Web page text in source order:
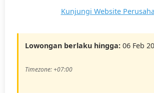
Kunjungi Website
Lowongan berlaku hingga:06 Feb
Timezone: +07:00